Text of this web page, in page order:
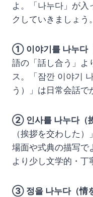
よ。「나누다」が入
クしていきましょう。
① 이야기를 나누다
語の「話し合う」よ
ス。「잠깐 이야기
う）」は日常会話で
② 인사를 나누다（
（挨拶を交わした
場面や式典の描写で
より少し文学的・丁
③ 정을 나누다（情